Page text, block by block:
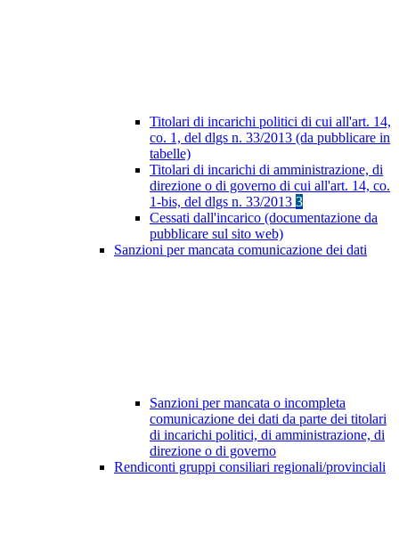
Titolari di incarichi politici di cui all'art. 14,
co. 1, del dlgs n. 33/2013 (da pubblicare in
tabelle)
Titolari di incarichi di amministrazione, di
direzione o di governo di cui all'art. 14, co.
1-bis, del dlgs n. 33/2013 3
Cessati dall'incarico (documentazione da
pubblicare sul sito web)
Sanzioni per mancata comunicazione dei dati
Sanzioni per mancata o incompleta
comunicazione dei dati da parte dei titolari
di incarichi politici, di amministrazione, di
direzione o di governo
Rendiconti gruppi consiliari regionali/provinciali